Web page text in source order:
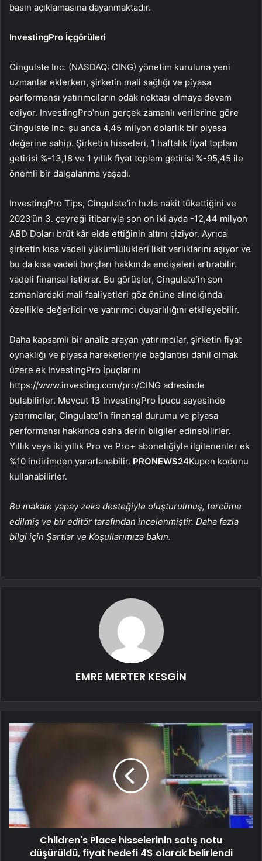
basın açıklamasına dayanmaktadır.
InvestingPro İçgörüleri
Cingulate Inc. (NASDAQ: CING) yönetim kuruluna yeni
uzmanlar eklerken, şirketin mali sağlığı ve piyasa
performansı yatırımcıların odak noktası olmaya devam
ediyor. InvestingPro’nun gerçek zamanlı verilerine göre
Cingulate Inc. şu anda 4,45 milyon dolarlık bir piyasa
değerine sahip. Şirketin hisseleri, 1 haftalık fiyat toplam
getirisi %-13,18 ve 1 yıllık fiyat toplam getirisi %-95,45 ile
önemli bir dalgalanma yaşadı.
InvestingPro Tips, Cingulate’in hızla nakit tükettiğini ve
2023’ün 3. çeyreği itibarıyla son on iki ayda -12,44 milyon
ABD Doları brüt kâr elde ettiğinin altını çiziyor. Ayrıca
şirketin kısa vadeli yükümlülükleri likit varlıklarını aşıyor ve
bu da kısa vadeli borçları hakkında endişeleri artırabilir.
vadeli finansal istikrar. Bu görüşler, Cingulate’in son
zamanlardaki mali faaliyetleri göz önüne alındığında
özellikle değerlidir ve yatırımcı duyarlılığını etkileyebilir.
Daha kapsamlı bir analiz arayan yatırımcılar, şirketin fiyat
oynaklığı ve piyasa hareketleriyle bağlantısı dahil olmak
üzere ek InvestingPro İpuçlarını
https://www.investing.com/pro/CING adresinde
bulabilirler. Mevcut 13 InvestingPro İpucu sayesinde
yatırımcılar, Cingulate’in finansal durumu ve piyasa
performansı hakkında daha derin bilgiler edinebilirler.
Yıllık veya iki yıllık Pro ve Pro+ aboneliğiyle ilgilenenler ek
%10 indirimden yararlanabilir. PRONEWS24Kupon kodunu
kullanabilirler.
Bu makale yapay zeka desteğiyle oluşturulmuş, tercüme
edilmiş ve bir editör tarafından incelenmiştir. Daha fazla
bilgi için Şartlar ve Koşullarımıza bakın.
EMRE MERTER KESGİN
Children's Place hisselerinin satış notu
düşürüldü, fiyat hedefi 4$ olarak belirlendi